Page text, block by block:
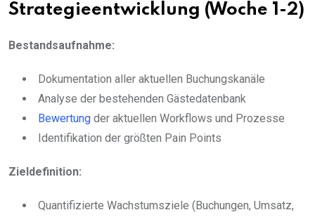
Strategieentwicklung (Woche 1-2)
Bestandsaufnahme:
Dokumentation aller aktuellen Buchungskanäle
Analyse der bestehenden Gästedatenbank
Bewertung der aktuellen Workflows und Prozesse
Identifikation der größten Pain Points
Zieldefinition:
Quantifizierte Wachstumsziele (Buchungen, Umsatz,